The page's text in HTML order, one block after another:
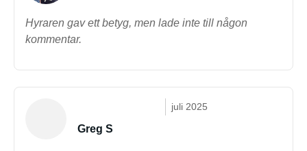
Hyraren gav ett betyg, men lade inte till någon
kommentar.
juli 2025
Greg S